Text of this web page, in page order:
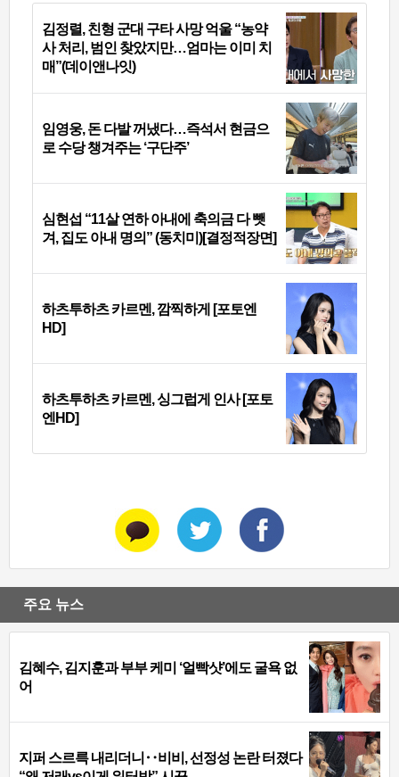
김정렬, 친형 군대 구타 사망 억울 “농약
사 처리, 범인 찾았지만…엄마는 이미 치
매”(데이앤나잇)
임영웅, 돈 다발 꺼냈다…즉석서 현금으
로 수당 챙겨주는 ‘구단주’
심현섭 “11살 연하 아내에 축의금 다 뺏
겨, 집도 아내 명의” (동치미)[결정적장면]
하츠투하츠 카르멘, 깜찍하게 [포토엔
HD]
하츠투하츠 카르멘, 싱그럽게 인사 [포토
엔HD]
주요 뉴스
김혜수, 김지훈과 부부 케미 ‘얼빡샷’에도 굴욕 없
어
지퍼 스르륵 내리더니‥비비, 선정성 논란 터졌다